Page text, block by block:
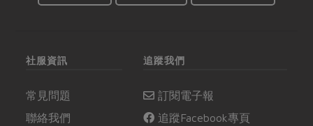
社服資訊
常見問題
聯絡我們
追蹤我們
訂閱電子報
追蹤Facebook專頁